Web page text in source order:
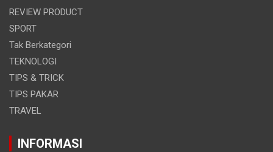
REVIEW PRODUCT
SPORT
Tak Berkategori
TEKNOLOGI
TIPS & TRICK
TIPS PAKAR
TRAVEL
INFORMASI